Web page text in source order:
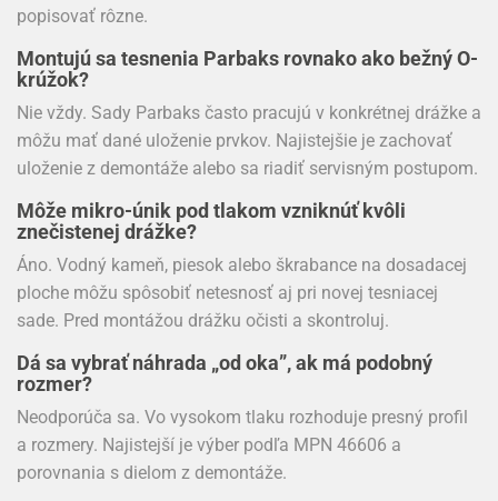
popisovať rôzne.
Montujú sa tesnenia Parbaks rovnako ako bežný O-
krúžok?
Nie vždy. Sady Parbaks často pracujú v konkrétnej drážke a
môžu mať dané uloženie prvkov. Najistejšie je zachovať
uloženie z demontáže alebo sa riadiť servisným postupom.
Môže mikro-únik pod tlakom vzniknúť kvôli
znečistenej drážke?
Áno. Vodný kameň, piesok alebo škrabance na dosadacej
ploche môžu spôsobiť netesnosť aj pri novej tesniacej
sade. Pred montážou drážku očisti a skontroluj.
Dá sa vybrať náhrada „od oka”, ak má podobný
rozmer?
Neodporúča sa. Vo vysokom tlaku rozhoduje presný profil
a rozmery. Najistejší je výber podľa MPN 46606 a
porovnania s dielom z demontáže.